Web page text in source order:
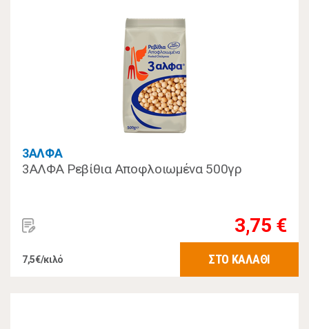
3ΑΛΦΑ
3ΑΛΦΑ Ρεβίθια Αποφλοιωμένα 500γρ
3,75 €
7,5€/κιλό ΣΤΟ ΚΑΛΑΘΙ